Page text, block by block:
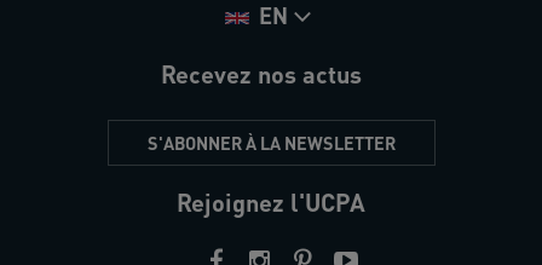
EN
Recevez nos actus
S'ABONNER À LA NEWSLETTER
Rejoignez l'UCPA